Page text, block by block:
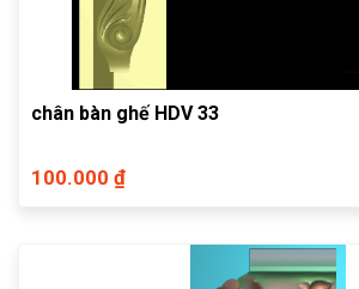
chân bàn ghế HDV 33
100.000 ₫